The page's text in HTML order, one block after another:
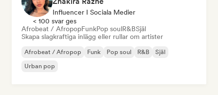
Influencer I Sociala Medier
< 100 svar ges
Afrobeat / AfropopFunkPop soulR&BSjäl
Skapa slagkraftiga inlägg eller rullar om artister
Afrobeat / Afropop Funk Pop soul R&B
Själ
Urban pop